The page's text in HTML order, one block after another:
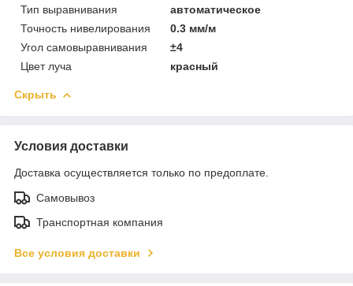
Тип выравнивания
автоматическое
Точность нивелирования
0.3 мм/м
Угол самовыравнивания
±4
Цвет луча
красный
Скрыть
Условия доставки
Доставка осуществляется только по предоплате.
Самовывоз
Транспортная компания
Все условия доставки